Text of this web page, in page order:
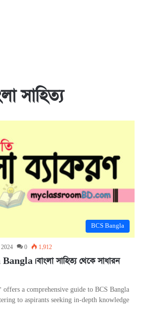
সাহিত্য
BCS Bangla
0 1,912
বাংলা সাহিত্য থেকে সাধারন
offers a comprehensive guide to BCS Bangla
to aspirants seeking in-depth knowledge